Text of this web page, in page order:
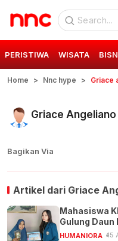
PERISTIWA WISATA
Home Nnc hype Griace
Griace Angeliano
Bagikan Via
Artikel dari Griace
Mahasiswa
Gulung Daun
HUMANIORA 15